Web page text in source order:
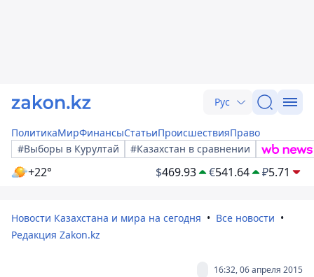
Рус
ПолитикаМирФинансыСтатьиПроисшествияПраво
#Выборы в Курултай
#Казахстан в сравнении
+22° $469.93 €541.64 ₽5.71
Новости Казахстана и мира на сегодня
Все новости
Редакция Zakon.kz
16:32, 06 апреля 2015